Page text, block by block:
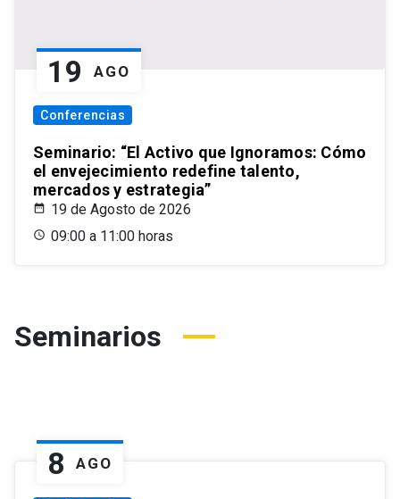
19 AGO
Conferencias
Seminario: “El Activo que Ignoramos: Cómo
el envejecimiento redefine talento,
mercados y estrategia”
19 de Agosto de 2026
09:00 a 11:00 horas
Seminarios
8 AGO